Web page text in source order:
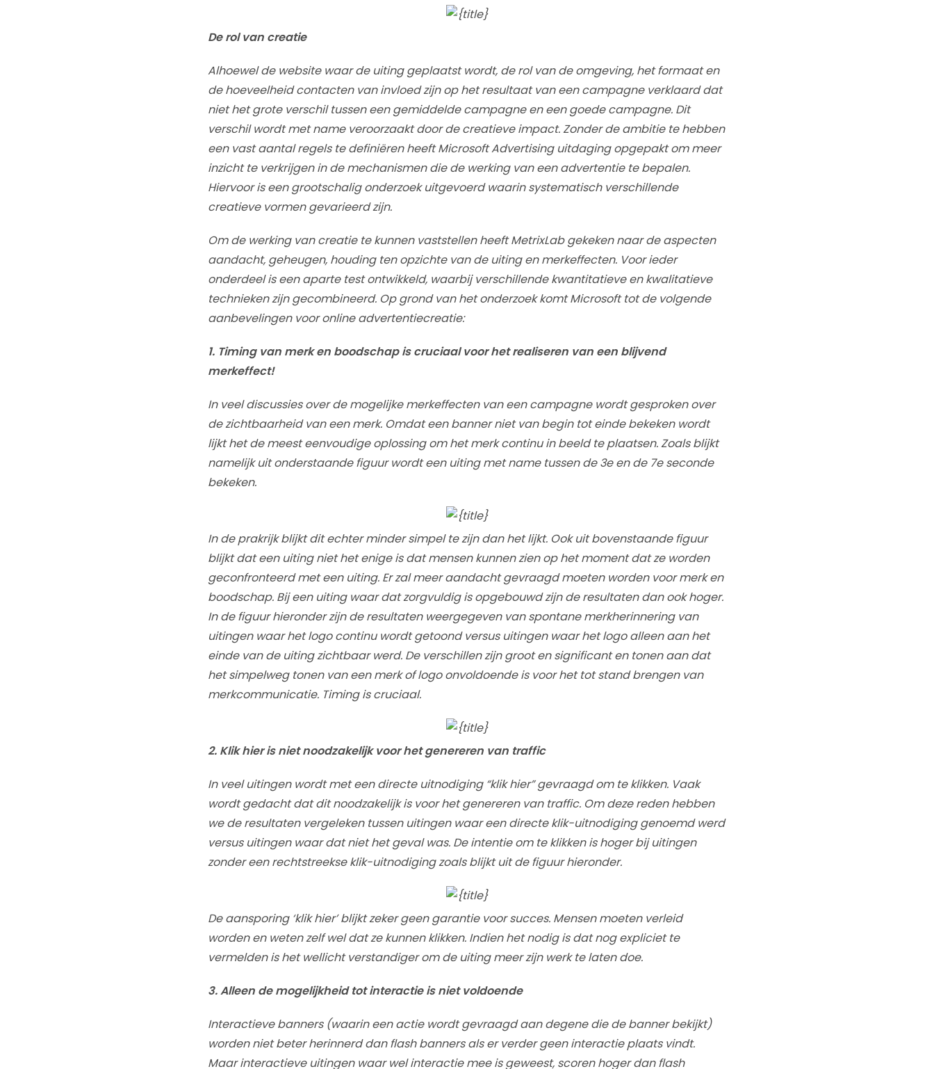
De rol van creatie
Alhoewel de website waar de uiting geplaatst wordt, de rol van de omgeving, het formaat en
de hoeveelheid contacten van invloed zijn op het resultaat van een campagne verklaard dat
niet het grote verschil tussen een gemiddelde campagne en een goede campagne. Dit
verschil wordt met name veroorzaakt door de creatieve impact. Zonder de ambitie te hebben
een vast aantal regels te definiëren heeft Microsoft Advertising uitdaging opgepakt om meer
inzicht te verkrijgen in de mechanismen die de werking van een advertentie te bepalen.
Hiervoor is een grootschalig onderzoek uitgevoerd waarin systematisch verschillende
creatieve vormen gevarieerd zijn.
Om de werking van creatie te kunnen vaststellen heeft MetrixLab gekeken naar de aspecten
aandacht, geheugen, houding ten opzichte van de uiting en merkeffecten. Voor ieder
onderdeel is een aparte test ontwikkeld, waarbij verschillende kwantitatieve en kwalitatieve
technieken zijn gecombineerd. Op grond van het onderzoek komt Microsoft tot de volgende
aanbevelingen voor online advertentiecreatie:
1. Timing van merk en boodschap is cruciaal voor het realiseren van een blijvend
merkeffect!
In veel discussies over de mogelijke merkeffecten van een campagne wordt gesproken over
de zichtbaarheid van een merk. Omdat een banner niet van begin tot einde bekeken wordt
lijkt het de meest eenvoudige oplossing om het merk continu in beeld te plaatsen. Zoals blijkt
namelijk uit onderstaande figuur wordt een uiting met name tussen de 3e en de 7e seconde
bekeken.
In de prakrijk blijkt dit echter minder simpel te zijn dan het lijkt. Ook uit bovenstaande figuur
blijkt dat een uiting niet het enige is dat mensen kunnen zien op het moment dat ze worden
geconfronteerd met een uiting. Er zal meer aandacht gevraagd moeten worden voor merk en
boodschap. Bij een uiting waar dat zorgvuldig is opgebouwd zijn de resultaten dan ook hoger.
In de figuur hieronder zijn de resultaten weergegeven van spontane merkherinnering van
uitingen waar het logo continu wordt getoond versus uitingen waar het logo alleen aan het
einde van de uiting zichtbaar werd. De verschillen zijn groot en significant en tonen aan dat
het simpelweg tonen van een merk of logo onvoldoende is voor het tot stand brengen van
merkcommunicatie. Timing is cruciaal.
2. Klik hier is niet noodzakelijk voor het genereren van traffic
In veel uitingen wordt met een directe uitnodiging “klik hier” gevraagd om te klikken. Vaak
wordt gedacht dat dit noodzakelijk is voor het genereren van traffic. Om deze reden hebben
we de resultaten vergeleken tussen uitingen waar een directe klik-uitnodiging genoemd werd
versus uitingen waar dat niet het geval was. De intentie om te klikken is hoger bij uitingen
zonder een rechtstreekse klik-uitnodiging zoals blijkt uit de figuur hieronder.
De aansporing ‘klik hier’ blijkt zeker geen garantie voor succes. Mensen moeten verleid
worden en weten zelf wel dat ze kunnen klikken. Indien het nodig is dat nog expliciet te
vermelden is het wellicht verstandiger om de uiting meer zijn werk te laten doe.
3. Alleen de mogelijkheid tot interactie is niet voldoende
Interactieve banners (waarin een actie wordt gevraagd aan degene die de banner bekijkt)
worden niet beter herinnerd dan flash banners als er verder geen interactie plaats vindt.
Maar interactieve uitingen waar wel interactie mee is geweest, scoren hoger dan flash